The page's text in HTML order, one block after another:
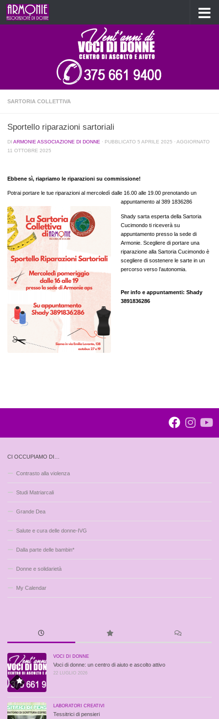
Salta al contenuto
SARTORIA COLLETTIVA
Sportello riparazioni sartoriali
DI ARMONIE ASSOCIAZIONE DI DONNE · PUBBLICATO 5 APRILE 2025 · AGGIORNATO
11 OTTOBRE 2025
Ebbene sì, riapriamo le riparazioni su commissione!
Potrai portare le tue riparazioni al mercoledì dalle 16.00 alle 19.00 prenotando un
appuntamento al 389 1836286
Shady sarta esperta della Sartoria
Cucimondo ti riceverà su
appuntamento presso la sede di
Armonie. Scegliere di portare una
riparazione alla Sartoria Cucimondo è
scegliere di sostenere le sarte in un
percorso verso l’autonomia.
Per info e appuntamenti: Shady
3891836286
CI OCCUPIAMO DI…
Contrasto alla violenza
Studi Matriarcali
Grande Dea
Salute e cura delle donne-IVG
Dalla parte delle bambin*
Donne e solidarietà
My Calendar
VOCI DI DONNE
Voci di donne: un centro di aiuto e ascolto attivo
22 LUGLIO 2026
LABORATORI CREATIVI
Tessitrici di pensieri